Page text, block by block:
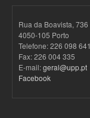
Rua da Boavista, 736
4050-105 Porto
Telefone: 226 098 641
Fax: 226 004 335
E-mail:geral@upp.pt
Facebook